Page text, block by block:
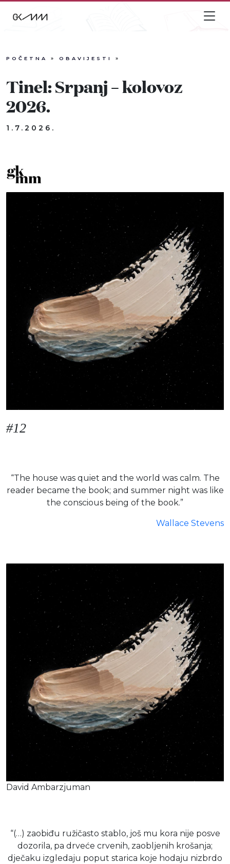
Info
Pretraga
Moj GKMM
English
POČETNA » OBAVIJESTI »
Tinel: Srpanj – kolovoz
2026.
1.7.2026.
#12
“The house was quiet and the world was calm. The
reader became the book; and summer night was like
the conscious being of the book.”
Wallace Stevens
David Ambarzjuman
“(…) zaobiđu ružičasto stablo, još mu kora nije posve
dozorila, pa drveće crvenih, zaobljenih krošanja;
dječaku izgledaju poput starica koje hodaju nizbrdo